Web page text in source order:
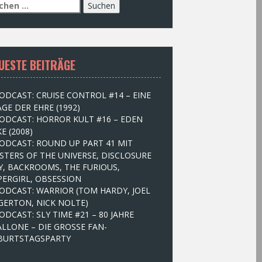
BEITRÄGE
CRUISE CONTROL #14 – EINE
DER EHRE (1992)
HORROR KULT #16 – EDEN
(2008)
ROUND UP PART 41 MIT
OF THE UNIVERSE, DISCLOSURE
BACKROOMS, THE FURIOUS,
OBSESSION
WARRIOR (TOM HARDY, JOEL
NICK NOLTE)
SLY TIME #21 – 80 JAHRE
– DIE GROSSE FAN-